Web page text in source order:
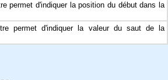
permet d'indiquer la position du début dans la
permet d'indiquer la valeur du saut de la